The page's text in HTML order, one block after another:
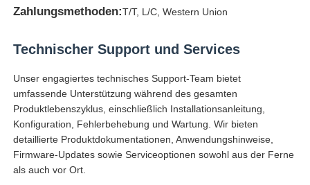
Zahlungsmethoden:T/T, L/C, Western Union
Technischer Support und Services
Unser engagiertes technisches Support-Team bietet
umfassende Unterstützung während des gesamten
Produktlebenszyklus, einschließlich Installationsanleitung,
Konfiguration, Fehlerbehebung und Wartung. Wir bieten
detaillierte Produktdokumentationen, Anwendungshinweise,
Firmware-Updates sowie Serviceoptionen sowohl aus der Ferne
als auch vor Ort.